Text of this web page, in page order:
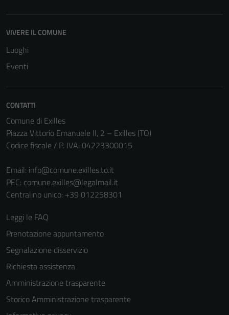
VIVERE IL COMUNE
Luoghi
Eventi
CONTATTI
Comune di Exilles
Piazza Vittorio Emanuele II, 2 – Exilles (TO)
Codice fiscale / P. IVA: 04223300015
Email: info@comune.exilles.to.it
PEC: comune.exilles@legalmail.it
Centralino unico: +39 012258301
Leggi le FAQ
Prenotazione appuntamento
Segnalazione disservizio
Richiesta assistenza
Amministrazione trasparente
Storico Amministrazione trasparente